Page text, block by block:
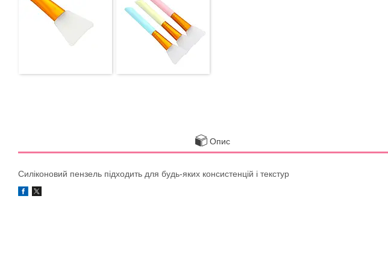
Опис
Силіконовий пензель підходить для будь-яких консистенцій і текстур